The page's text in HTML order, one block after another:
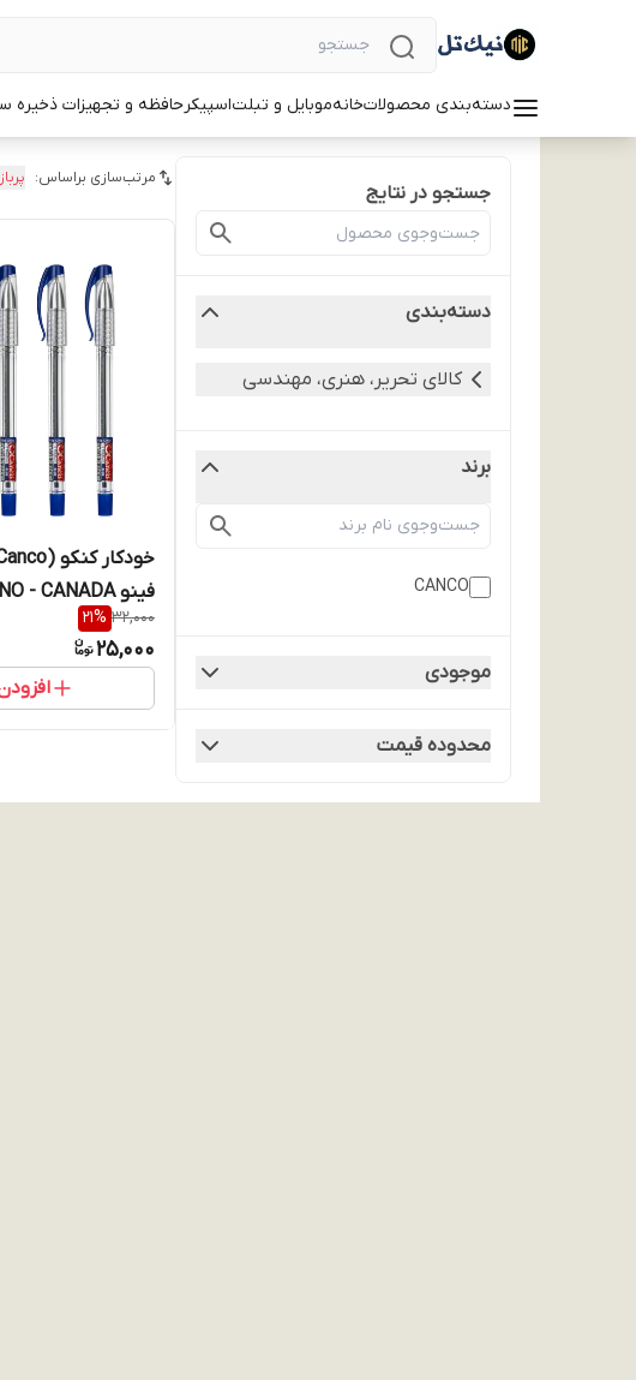
دسته‌بندی محصولاتخانهموبایل و تبلتاسپیکرحافظه و تجهیزات ذخیره
جستجو در نتایج
دسته‌بندی
کالای تحریر، هنری، مهندسی
برند
CANCO
موجودی
محدوده قیمت
مرتب‌سازی براساس:
فینو CANCO FINO - CANADA
32,000
21%
25,000